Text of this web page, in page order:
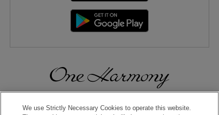
Harmony会員にご登録いただくと、 おトクな特典をお楽しみい
We use Strictly Necessary Cookies to operate this website.